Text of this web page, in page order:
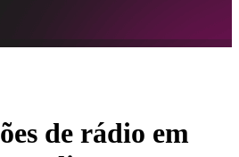
de rádio em